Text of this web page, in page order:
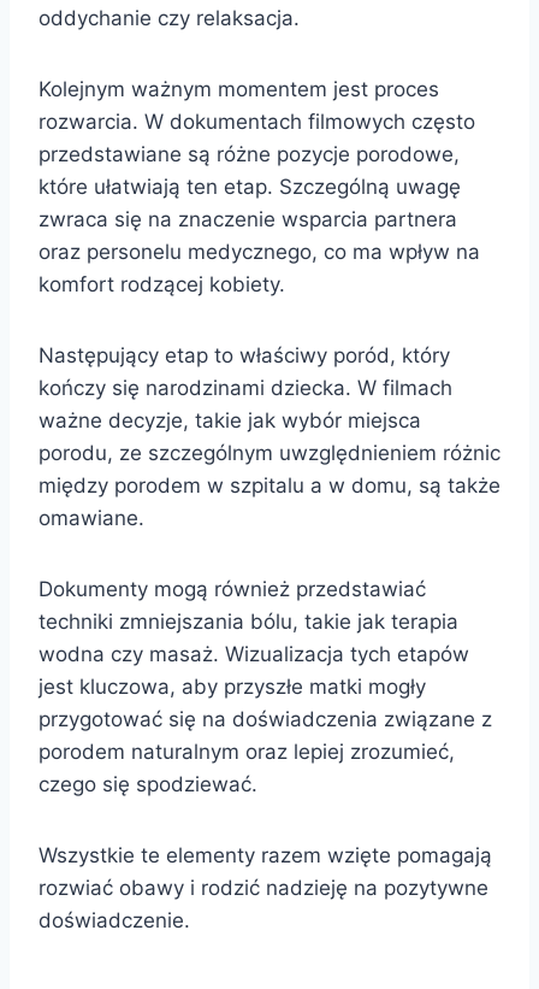
oddychanie czy relaksacja.
Kolejnym ważnym momentem jest proces
rozwarcia. W dokumentach filmowych często
przedstawiane są różne pozycje porodowe,
które ułatwiają ten etap. Szczególną uwagę
zwraca się na znaczenie wsparcia partnera
oraz personelu medycznego, co ma wpływ na
komfort rodzącej kobiety.
Następujący etap to właściwy poród, który
kończy się narodzinami dziecka. W filmach
ważne decyzje, takie jak wybór miejsca
porodu, ze szczególnym uwzględnieniem różnic
między porodem w szpitalu a w domu, są także
omawiane.
Dokumenty mogą również przedstawiać
techniki zmniejszania bólu, takie jak terapia
wodna czy masaż. Wizualizacja tych etapów
jest kluczowa, aby przyszłe matki mogły
przygotować się na doświadczenia związane z
porodem naturalnym oraz lepiej zrozumieć,
czego się spodziewać.
Wszystkie te elementy razem wzięte pomagają
rozwiać obawy i rodzić nadzieję na pozytywne
doświadczenie.